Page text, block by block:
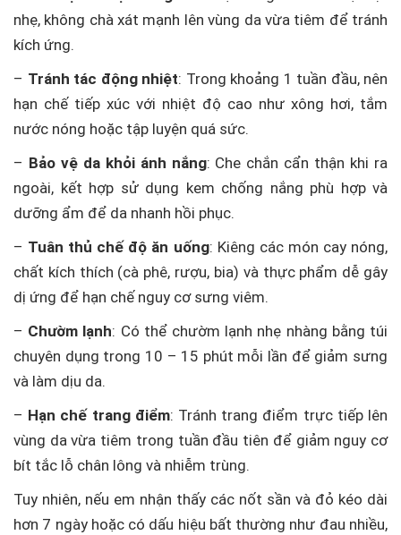
nhẹ, không chà xát mạnh lên vùng da vừa tiêm để tránh
kích ứng.
– Tránh tác động nhiệt: Trong khoảng 1 tuần đầu, nên
hạn chế tiếp xúc với nhiệt độ cao như xông hơi, tắm
nước nóng hoặc tập luyện quá sức.
– Bảo vệ da khỏi ánh nắng: Che chắn cẩn thận khi ra
ngoài, kết hợp sử dụng kem chống nắng phù hợp và
dưỡng ẩm để da nhanh hồi phục.
– Tuân thủ chế độ ăn uống: Kiêng các món cay nóng,
chất kích thích (cà phê, rượu, bia) và thực phẩm dễ gây
dị ứng để hạn chế nguy cơ sưng viêm.
– Chườm lạnh: Có thể chườm lạnh nhẹ nhàng bằng túi
chuyên dụng trong 10 – 15 phút mỗi lần để giảm sưng
và làm dịu da.
– Hạn chế trang điểm: Tránh trang điểm trực tiếp lên
vùng da vừa tiêm trong tuần đầu tiên để giảm nguy cơ
bít tắc lỗ chân lông và nhiễm trùng.
Tuy nhiên, nếu em nhận thấy các nốt sần và đỏ kéo dài
hơn 7 ngày hoặc có dấu hiệu bất thường như đau nhiều,